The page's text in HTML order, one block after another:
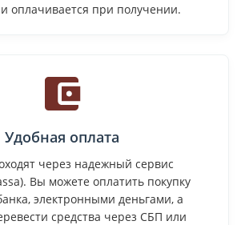
оплачивается при получении.
Удобная оплата
через надежный сервис
Вы можете оплатить покупку
электронными деньгами, а
средства через СБП или